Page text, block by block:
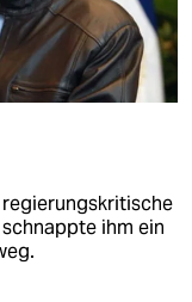
ihm ein